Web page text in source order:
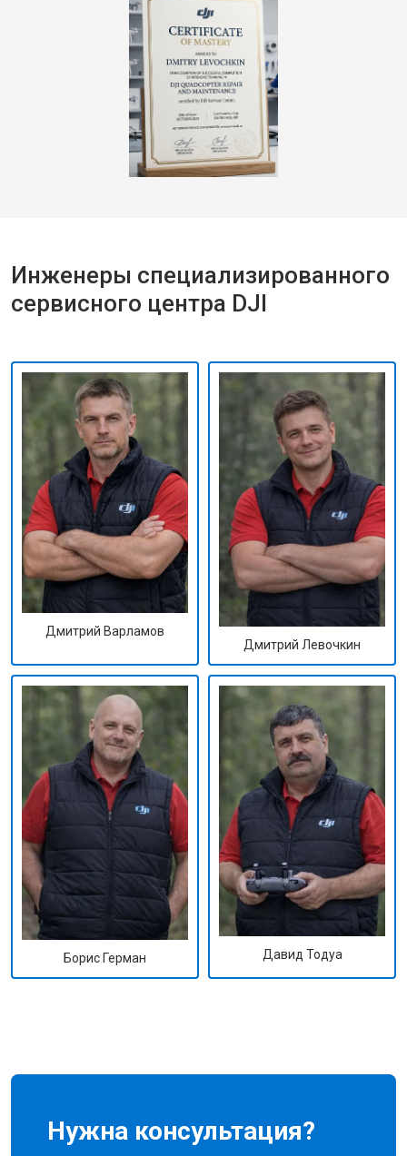
Инженеры специализированного
сервисного центра DJI
Дмитрий Варламов
Дмитрий Левочкин
Борис Герман Давид Тодуа
Нужна консультация?